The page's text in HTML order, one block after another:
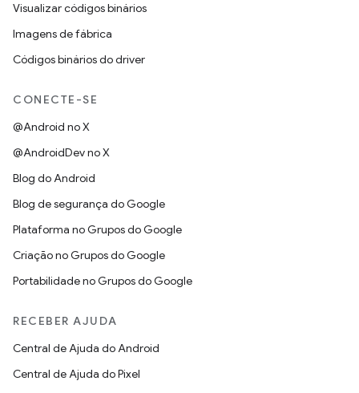
Visualizar códigos binários
Imagens de fábrica
Códigos binários do driver
CONECTE-SE
@Android no X
@AndroidDev no X
Blog do Android
Blog de segurança do Google
Plataforma no Grupos do Google
Criação no Grupos do Google
Portabilidade no Grupos do Google
RECEBER AJUDA
Central de Ajuda do Android
Central de Ajuda do Pixel